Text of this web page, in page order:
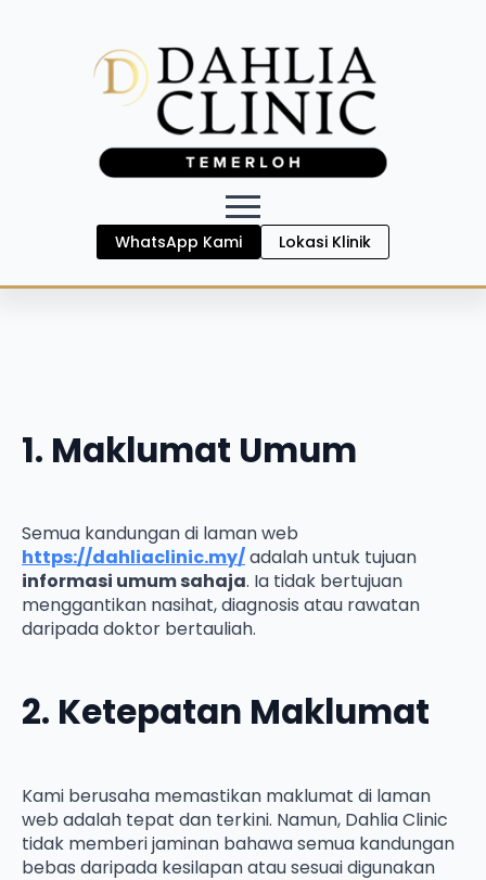
WhatsApp Kami Lokasi Klinik
1. Maklumat Umum
Semua kandungan di laman web
https://dahliaclinic.my/adalah untuk tujuan
informasi umum sahaja. Ia tidak bertujuan
menggantikan nasihat, diagnosis atau rawatan
daripada doktor bertauliah.
2. Ketepatan Maklumat
Kami berusaha memastikan maklumat di laman
web adalah tepat dan terkini. Namun, Dahlia Clinic
tidak memberi jaminan bahawa semua kandungan
bebas daripada kesilapan atau sesuai digunakan